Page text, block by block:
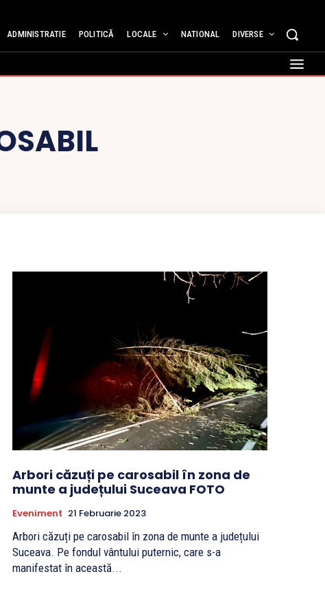
ADMINISTRATIE POLITICĂ LOCALE NATIONAL DIVERSE
Arbori căzuți pe carosabil în zona de
munte a județului Suceava FOTO
Eveniment 21 Februarie 2023
Arbori căzuți pe carosabil în zona de munte a județului
Suceava. Pe fondul vântului puternic, care s-a
manifestat în această...